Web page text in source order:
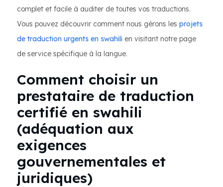
complet et facile à auditer de toutes vos traductions.
Vous pouvez découvrir comment nous gérons les projets
de traduction urgents en swahili en visitant notre page
de service spécifique à la langue.
Comment choisir un
prestataire de traduction
certifié en swahili
(adéquation aux
exigences
gouvernementales et
juridiques)